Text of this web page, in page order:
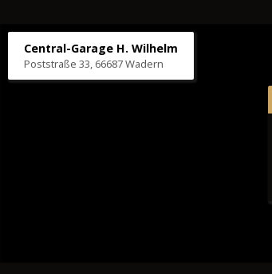
Central-Garage H. Wilhelm
Poststraße 33, 66687 Wadern